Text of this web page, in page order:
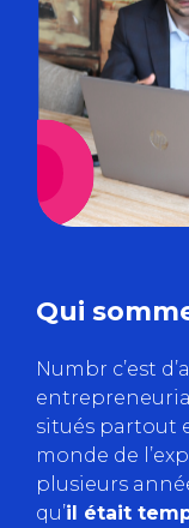
Qui
Numbr c’est
situés partout
monde de
plusieurs
qu’il était